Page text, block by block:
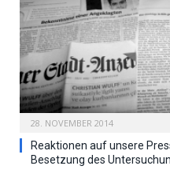
28. NOVEMBER 2014
Reaktionen auf unsere
Besetzung des